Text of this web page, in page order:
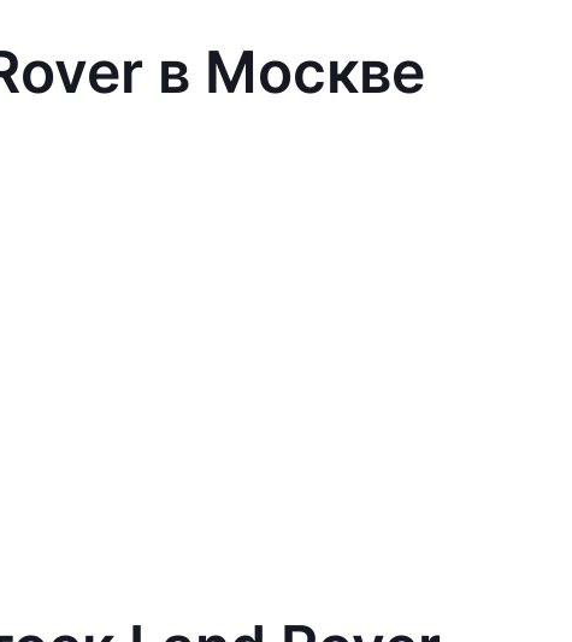
в Москве